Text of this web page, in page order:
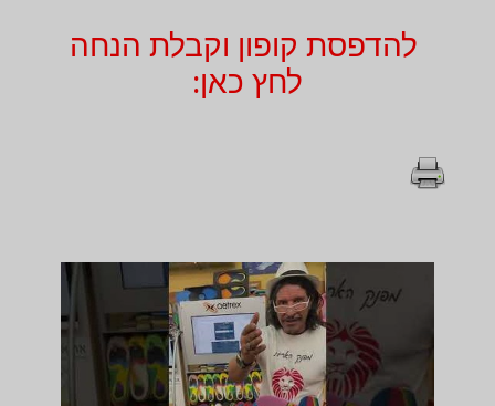
להדפסת קופון וקבלת הנחה
לחץ כאן: